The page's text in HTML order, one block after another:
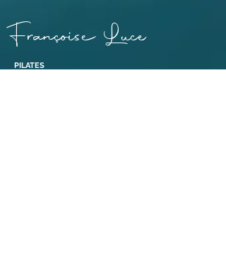
Françoise Luce
PILATES